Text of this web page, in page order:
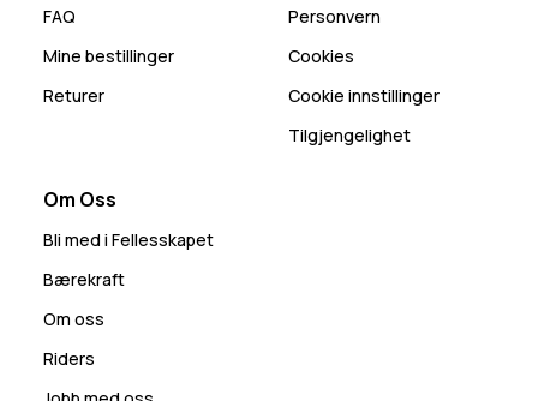
FAQ
Mine bestillinger
Returer
Personvern
Cookies
Cookie innstillinger
Tilgjengelighet
Om Oss
Bli med i Fellesskapet
Bærekraft
Om oss
Riders